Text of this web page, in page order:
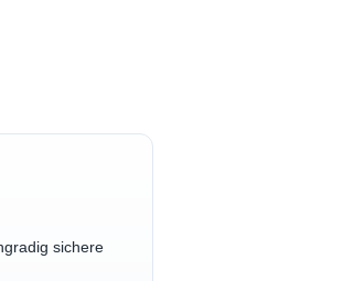
sichere